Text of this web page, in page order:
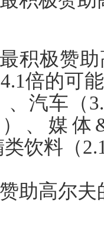
最积极赞
倍的可
、汽车（
、媒体
类饮料（
助高尔夫